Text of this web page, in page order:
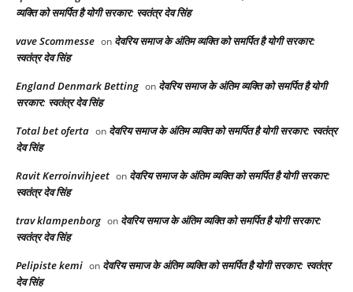
व्यक्ति को समर्पित है योगी सरकार: स्वतंत्र देव सिंह
vave Scommesse on देवरिय समाज के अंतिम व्यक्ति को समर्पित है योगी सरकार:
स्वतंत्र देव सिंह
England Denmark Betting on देवरिय समाज के अंतिम व्यक्ति को समर्पित है योगी
सरकार: स्वतंत्र देव सिंह
Total bet oferta on देवरिय समाज के अंतिम व्यक्ति को समर्पित है योगी सरकार: स्वतंत्र
देव सिंह
Ravit Kerroinvihjeet on देवरिय समाज के अंतिम व्यक्ति को समर्पित है योगी सरकार:
स्वतंत्र देव सिंह
trav klampenborg on देवरिय समाज के अंतिम व्यक्ति को समर्पित है योगी सरकार:
स्वतंत्र देव सिंह
Pelipiste kemi on देवरिय समाज के अंतिम व्यक्ति को समर्पित है योगी सरकार: स्वतंत्र
देव सिंह